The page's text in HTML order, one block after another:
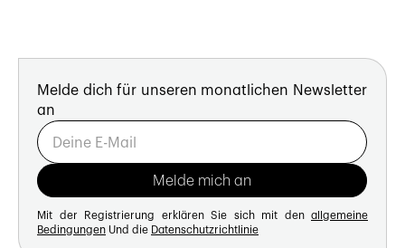
Melde dich für unseren monatlichen Newsletter
an
Mit der Registrierung erklären Sie sich mit den allgemeine
Bedingungen Und die Datenschutzrichtlinie